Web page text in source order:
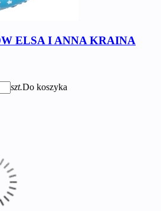
ELSA I ANNA KRAINA
szt.Do koszyka